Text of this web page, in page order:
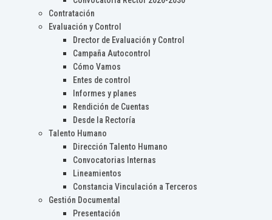
Contratación
Evaluación y Control
Drector de Evaluación y Control
Campaña Autocontrol
Cómo Vamos
Entes de control
Informes y planes
Rendición de Cuentas
Desde la Rectoría
Talento Humano
Dirección Talento Humano
Convocatorias Internas
Lineamientos
Constancia Vinculación a Terceros
Gestión Documental
Presentación